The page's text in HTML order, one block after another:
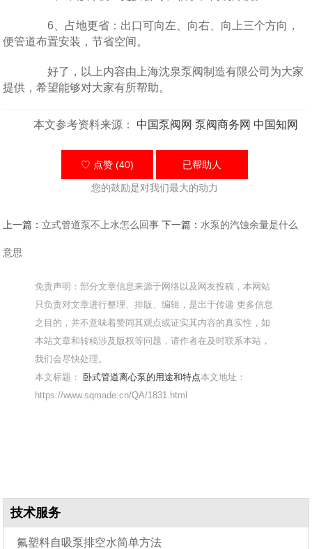
6、占地更省：出口可向左、向右、向上三个方向，
便管道布置安装，节省空间。
好了，以上内容由上海沈泉泵阀制造有限公司为大家
提供，希望能够对大家有所帮助。
本文参考资料来源： 中国泵阀网 泵阀商务网 中国知网
♡ 点赞 (40) 已帮助人
您的鼓励是对我们最大的动力
上一篇： 立式管道泵不上水怎么回事 下一篇：水泵的汽蚀余量是什么
意思
免责声明：部分文章信息来源于网络以及网友投稿，本网站
只负责对文章进行整理、排版、编辑，是出于传递 更多信息
之目的，并不意味着赞同其观点或证实其内容的真实性，如
本站文章和转稿涉及版权等问题，请作者在及时联系本站，
我们会尽快处理。
本文标题：
卧式管道离心泵的用途和特点本文地址：
https://www.sqmade.cn/QA/1831.html
技术服务
氟塑料自吸泵排空水简单方法